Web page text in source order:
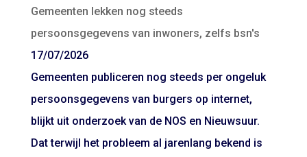
Gemeenten lekken nog steeds
persoonsgegevens van inwoners, zelfs bsn's
17/07/2026
Gemeenten publiceren nog steeds per ongeluk
persoonsgegevens van burgers op internet,
blijkt uit onderzoek van de NOS en Nieuwsuur.
Dat terwijl het probleem al jarenlang bekend is